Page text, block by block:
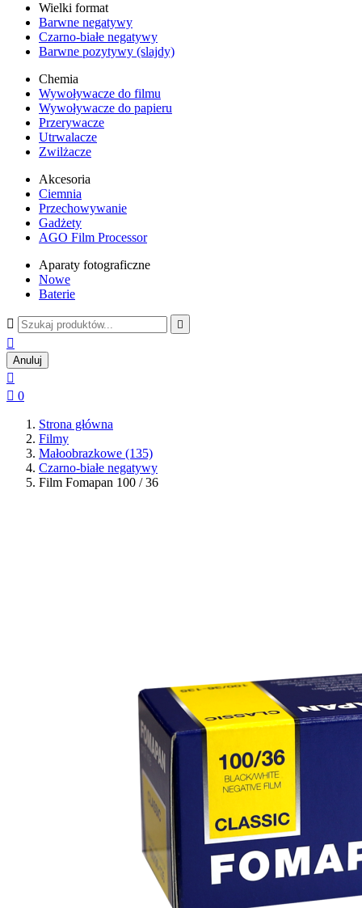
Wielki format
Barwne negatywy
Czarno-białe negatywy
Barwne pozytywy (slajdy)
Chemia
Wywoływacze do filmu
Wywoływacze do papieru
Przerywacze
Utrwalacze
Zwilżacze
Akcesoria
Ciemnia
Przechowywanie
Gadżety
AGO Film Processor
Aparaty fotograficzne
Nowe
Baterie
 

Anuluj

 0
Strona główna
Filmy
Małoobrazkowe (135)
Czarno-białe negatywy
Film Fomapan 100 / 36